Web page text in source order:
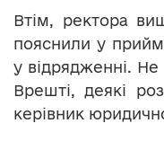
Втім, ректора
пояснили у
у відрядженні.
Врешті, деякі
керівник